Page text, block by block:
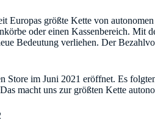
Europas größte Kette von
oder einen Kassenbereich.
Bedeutung verliehen. Der
Store im Juni 2021 eröffnet. Es
macht uns zur größten Kette